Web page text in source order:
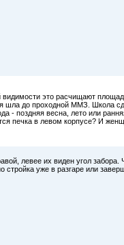
это расчищают
шла до проходной ММЗ. Школа
- поздняя весна, лето или
печка в левом корпусе? И
левее их виден угол забора.
стройка уже в разгаре или